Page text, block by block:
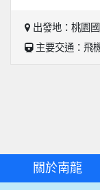
出發地：桃園
主要交通：飛
關於南龍